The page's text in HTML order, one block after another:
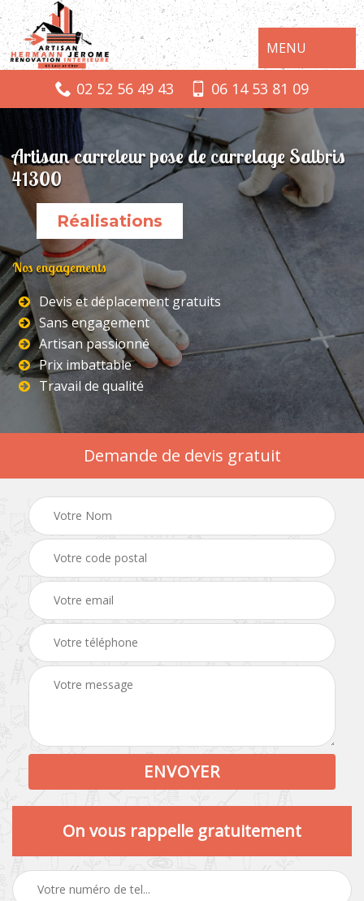
MENU
02 52 56 49 43 06 14 53 81 09
Artisan carreleur pose de carrelage Salbris
41300
Réalisations
Nos engagements
Devis et déplacement gratuits
Sans engagement
Artisan passionné
Prix imbattable
Travail de qualité
Demande de devis gratuit
On vous rappelle gratuitement